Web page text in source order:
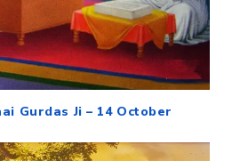
Gurdas Ji – 14 October